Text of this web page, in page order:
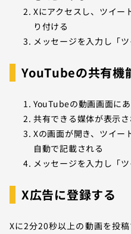
Xにアクセスし、ツイー
り付ける
メッセージを入力し「
YouTubeの共有機
YouTubeの動画画面に
共有できる媒体が表示
Xの画面が開き、ツイー
自動で記載される
メッセージを入力し「
X広告に登録する
Xに2分20秒以上の動画を投